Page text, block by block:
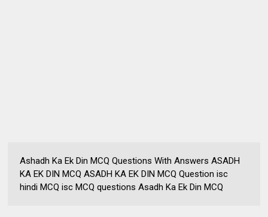
Ashadh Ka Ek Din MCQ Questions With Answers ASADH
KA EK DIN MCQ ASADH KA EK DIN MCQ Question isc
hindi MCQ isc MCQ questions Asadh Ka Ek Din MCQ